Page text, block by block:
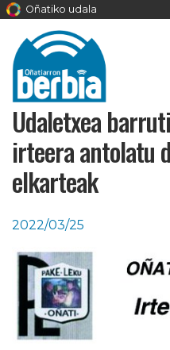
Oñatiko udala
Udaletxea
irteera antolatu
elkarteak
2022/03/25